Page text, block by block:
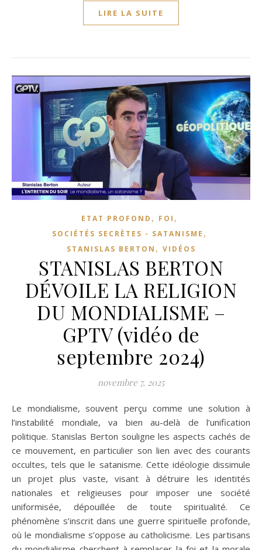
LIRE LA SUITE
ETAT PROFOND , FOI ,
SOCIÉTÉS SECRÈTES - SATANISME ,
STANISLAS BERTON , VIDÉOS
STANISLAS BERTON
DÉVOILE LA RELIGION
DU MONDIALISME –
GPTV (vidéo de
septembre 2024)
novembre 7, 2025
Le mondialisme, souvent perçu comme une solution à
l’instabilité mondiale, va bien au-delà de l’unification
politique. Stanislas Berton souligne les aspects cachés de
ce mouvement, en particulier son lien avec des courants
occultes, tels que le satanisme. Cette idéologie dissimule
un projet plus vaste, visant à détruire les identités
nationales et religieuses pour imposer une société
uniformisée, dépouillée de toute spiritualité. Ce
phénomène s’inscrit dans une guerre spirituelle profonde,
où le mondialisme s’oppose au catholicisme. Les partisans